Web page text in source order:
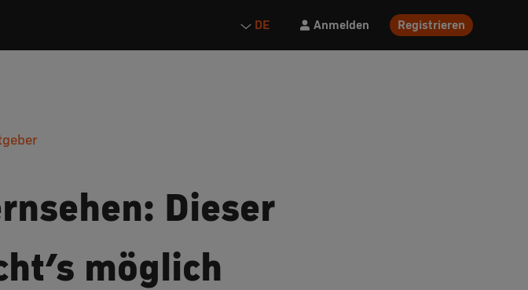
DE Anmelden Registrieren
Dieser
möglich